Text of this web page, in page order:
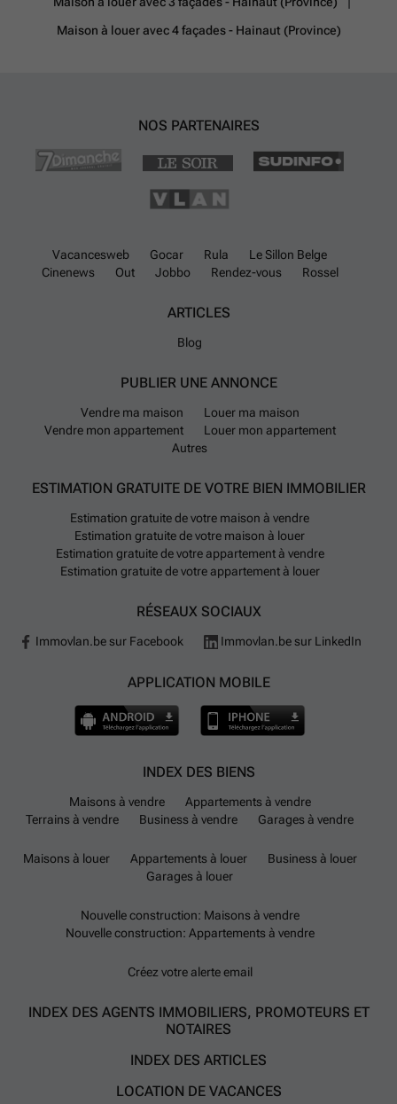
Maison à louer avec 4 façades - Hainaut (Province)
NOS PARTENAIRES
Vacancesweb Gocar Rula
Le Sillon Belge
Cinenews
Out Jobbo Rendez-vous Rossel
ARTICLES
Blog
PUBLIER UNE ANNONCE
Vendre ma maison
Louer ma maison
Vendre mon appartement
Louer mon appartement
Autres
ESTIMATION GRATUITE DE VOTRE BIEN IMMOBILIER
Estimation gratuite de votre maison à vendre
Estimation gratuite de votre maison à louer
Estimation gratuite de votre appartement à vendre
Estimation gratuite de votre appartement à louer
RÉSEAUX SOCIAUX
Immovlan.be sur Facebook Immovlan.be sur LinkedIn
APPLICATION MOBILE
INDEX DES BIENS
Maisons à vendre
Appartements à vendre
Terrains à vendre
Business à vendre Garages à vendre
Maisons à louer Appartements à louer
Business à louer
Garages à louer
Nouvelle construction: Maisons à vendre
Nouvelle construction: Appartements à vendre
Créez votre alerte email
INDEX DES AGENTS IMMOBILIERS, PROMOTEURS ET
NOTAIRES
INDEX DES ARTICLES
LOCATION DE VACANCES